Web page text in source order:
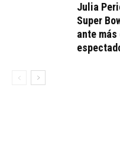
Julia
Super
ante